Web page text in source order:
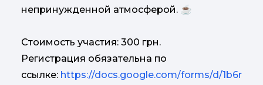
непринужденной атмосферой. ☕
Стоимость участия: 300 грн.
Регистрация обязательна по
ссылке: https://docs.google.com/forms/d/1b6r